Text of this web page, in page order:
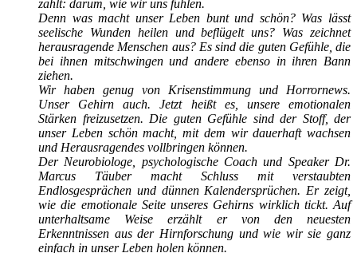
zählt: darum, wie wir uns fühlen.
Denn was macht unser Leben bunt und schön? Was lässt
seelische Wunden heilen und beflügelt uns? Was zeichnet
herausragende Menschen aus? Es sind die guten Gefühle, die
bei ihnen mitschwingen und andere ebenso in ihren Bann
ziehen.
Wir haben genug von Krisenstimmung und Horrornews.
Unser Gehirn auch. Jetzt heißt es, unsere emotionalen
Stärken freizusetzen. Die guten Gefühle sind der Stoff, der
unser Leben schön macht, mit dem wir dauerhaft wachsen
und Herausragendes vollbringen können.
Der Neurobiologe, psychologische Coach und Speaker Dr.
Marcus Täuber macht Schluss mit verstaubten
Endlosgesprächen und dünnen Kalendersprüchen. Er zeigt,
wie die emotionale Seite unseres Gehirns wirklich tickt. Auf
unterhaltsame Weise erzählt er von den neuesten
Erkenntnissen aus der Hirnforschung und wie wir sie ganz
einfach in unser Leben holen können.